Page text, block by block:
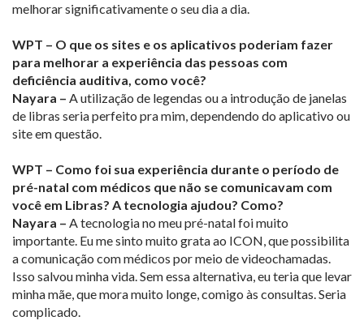
melhorar significativamente o seu dia a dia.
WPT – O que os sites e os aplicativos poderiam fazer
para melhorar a experiência das pessoas com
deficiência auditiva, como você?
Nayara – A utilização de legendas ou a introdução de janelas
de libras seria perfeito pra mim, dependendo do aplicativo ou
site em questão.
WPT – Como foi sua experiência durante o período de
pré-natal com médicos que não se comunicavam com
você em Libras? A tecnologia ajudou? Como?
Nayara – A tecnologia no meu pré-natal foi muito
importante. Eu me sinto muito grata ao ICON, que possibilita
a comunicação com médicos por meio de videochamadas.
Isso salvou minha vida. Sem essa alternativa, eu teria que levar
minha mãe, que mora muito longe, comigo às consultas. Seria
complicado.